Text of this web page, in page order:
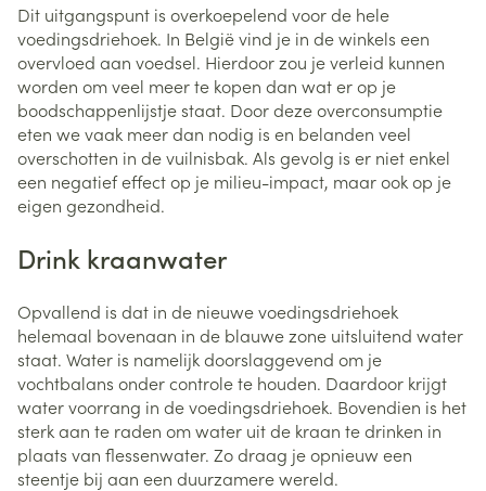
Dit uitgangspunt is overkoepelend voor de hele
voedingsdriehoek. In België vind je in de winkels een
overvloed aan voedsel. Hierdoor zou je verleid kunnen
worden om veel meer te kopen dan wat er op je
boodschappenlijstje staat. Door deze overconsumptie
eten we vaak meer dan nodig is en belanden veel
overschotten in de vuilnisbak. Als gevolg is er niet enkel
een negatief effect op je milieu-impact, maar ook op je
eigen gezondheid.
Drink kraanwater
Opvallend is dat in de nieuwe voedingsdriehoek
helemaal bovenaan in de blauwe zone uitsluitend water
staat. Water is namelijk doorslaggevend om je
vochtbalans onder controle te houden. Daardoor krijgt
water voorrang in de voedingsdriehoek. Bovendien is het
sterk aan te raden om water uit de kraan te drinken in
plaats van flessenwater. Zo draag je opnieuw een
steentje bij aan een duurzamere wereld.